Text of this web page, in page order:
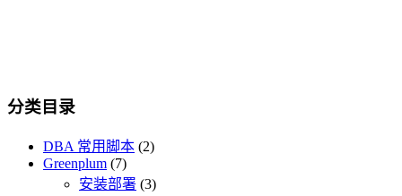
分类目录
DBA 常用脚本 (2)
Greenplum (7)
安装部署 (3)